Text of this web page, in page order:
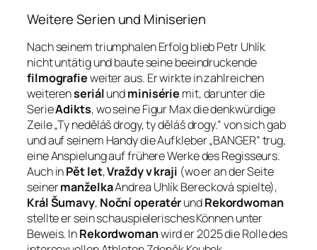
Weitere Serien und Miniserien
Nach seinem triumphalen Erfolg blieb Petr Uhlík
nicht untätig und baute seine beeindruckende
filmografieweiter aus. Er wirkte in zahlreichen
weiterenseriálundminisérie mit, darunter die
SerieAdikts, wo seine Figur Max die denkwürdige
Zeile „Ty neděláš drogy, ty děláš drogy.” von sich gab
und auf seinem Handy die Aufkleber „BANGER” trug,
eine Anspielung auf frühere Werke des Regisseurs.
Auch inPět let,Vraždy v kraji (wo er an der Seite
seinermanželkaAndrea Uhlík Berecková spielte),
Král Šumavy, Noční operatérundRekordwoman
stellte er sein schauspielerisches Können unter
Beweis. InRekordwomanwird er 2025 die Rolle des